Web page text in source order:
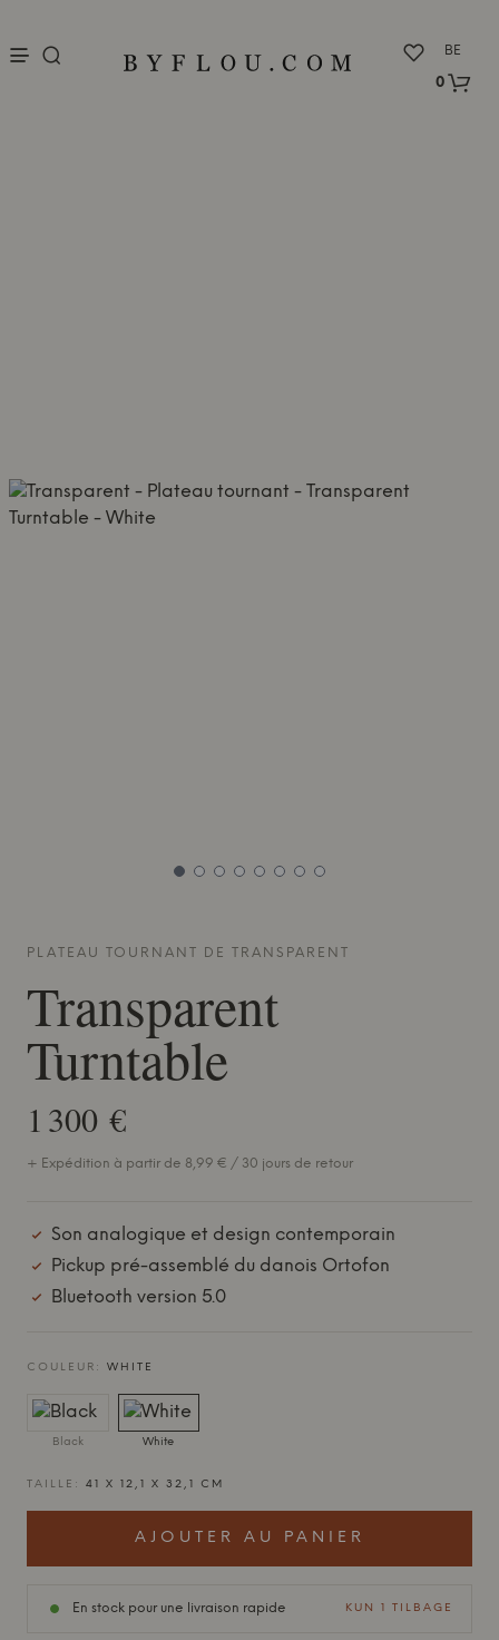
BE
0
PLATEAU TOURNANT DE TRANSPARENT
Transparent
Turntable
1 300 €
+ Expédition à partir de 8,99 € / 30 jours de retour
Son analogique et design contemporain
Pickup pré-assemblé du danois Ortofon
Bluetooth version 5.0
COULEUR: WHITE
Black White
TAILLE: 41 X 12,1 X 32,1 CM
AJOUTER AU PANIER
En stock pour une livraison rapide KUN 1 TILBAGE